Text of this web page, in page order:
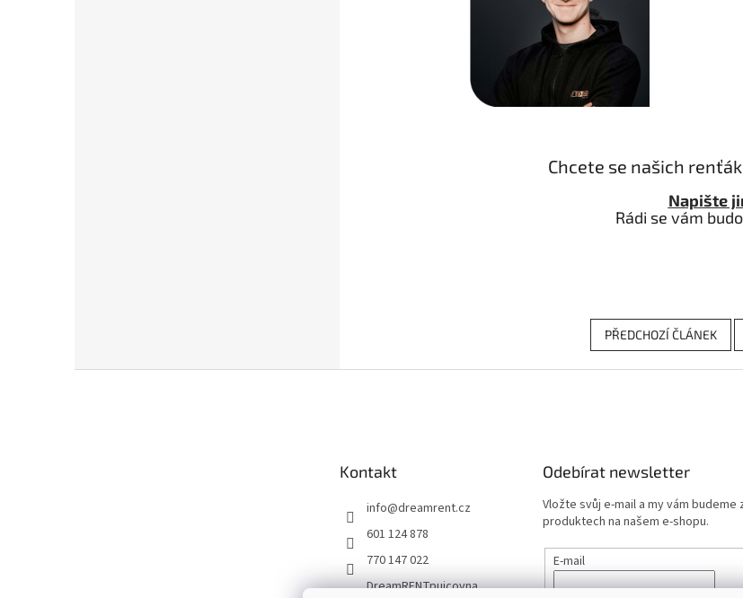
Chcete se našich
Napište
Rádi se vám
PŘEDCHOZÍ ČLÁNEK
Kontakt
info@dreamrent.cz
601 124 878
770 147 022
DreamRENTpujcovna
Odebírat newsletter
Vložte svůj e-mail a my vám
produktech na našem e-shopu.
E-mail